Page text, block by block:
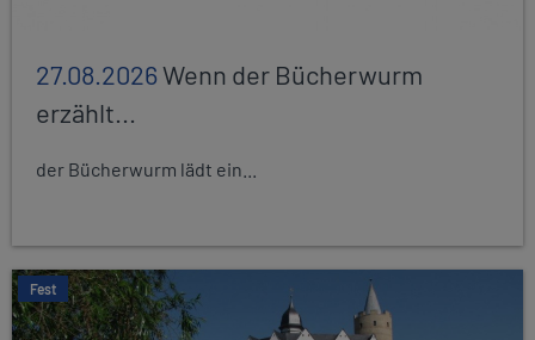
27.08.2026Wenn der Bücherwurm
erzählt...
der Bücherwurm lädt ein...
Fest